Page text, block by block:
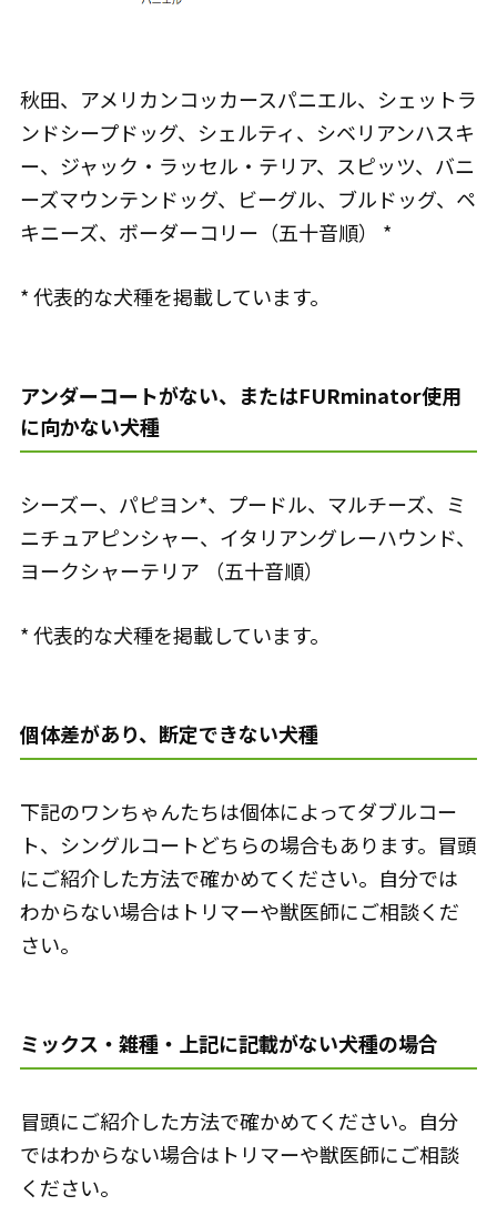
秋田、アメリカンコッカースパニエル、シェットラ
ンドシープドッグ、シェルティ、シベリアンハスキ
ー、ジャック・ラッセル・テリア、スピッツ、バニ
ーズマウンテンドッグ、ビーグル、ブルドッグ、ペ
キニーズ、ボーダーコリー（五十音順） *
* 代表的な犬種を掲載しています。
アンダーコートがない、またはFURminator使用
に向かない犬種
シーズー、パピヨン*、プードル、マルチーズ、ミ
ニチュアピンシャー、イタリアングレーハウンド、
ヨークシャーテリア （五十音順）
* 代表的な犬種を掲載しています。
個体差があり、断定できない犬種
下記のワンちゃんたちは個体によってダブルコー
ト、シングルコートどちらの場合もあります。冒頭
にご紹介した方法で確かめてください。自分では
わからない場合はトリマーや獣医師にご相談くだ
さい。
ミックス・雑種・上記に記載がない犬種の場合
冒頭にご紹介した方法で確かめてください。自分
ではわからない場合はトリマーや獣医師にご相談
ください。